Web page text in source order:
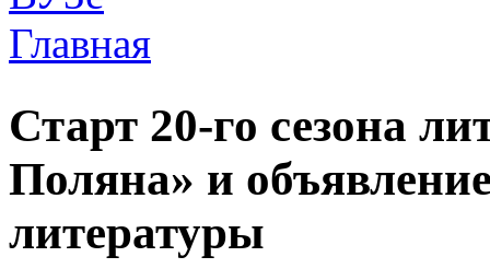
Вы здесь
Главная
Старт 20-го сезона
Поляна» и
литературы